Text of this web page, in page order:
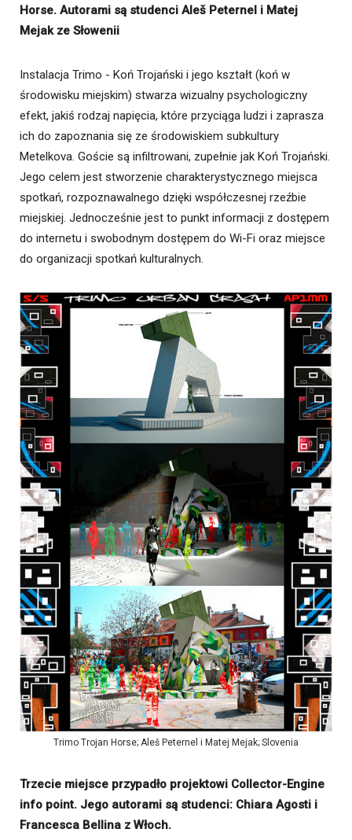
Horse. Autorami są studenci Aleš Peternel i Matej
Mejak ze Słowenii
Instalacja Trimo - Koń Trojański i jego kształt (koń w
środowisku miejskim) stwarza wizualny psychologiczny
efekt, jakiś rodzaj napięcia, które przyciąga ludzi i zaprasza
ich do zapoznania się ze środowiskiem subkultury
Metelkova. Goście są infiltrowani, zupełnie jak Koń Trojański.
Jego celem jest stworzenie charakterystycznego miejsca
spotkań, rozpoznawalnego dzięki współczesnej rzeźbie
miejskiej. Jednocześnie jest to punkt informacji z dostępem
do internetu i swobodnym dostępem do Wi-Fi oraz miejsce
do organizacji spotkań kulturalnych.
Trimo Trojan Horse; Aleš Peternel i Matej Mejak; Slovenia
Trzecie miejsce przypadło projektowi Collector-Engine
info point. Jego autorami są studenci: Chiara Agosti i
Francesca Bellina z Włoch.